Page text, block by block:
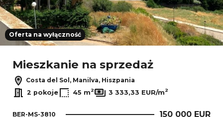
Oferta na wyłączność
Mieszkanie na sprzedaż
Costa del Sol, Manilva, Hiszpania
2 pokoje
45 m2 3 333,33 EUR/m2
BER-MS-3810 150 000 EUR